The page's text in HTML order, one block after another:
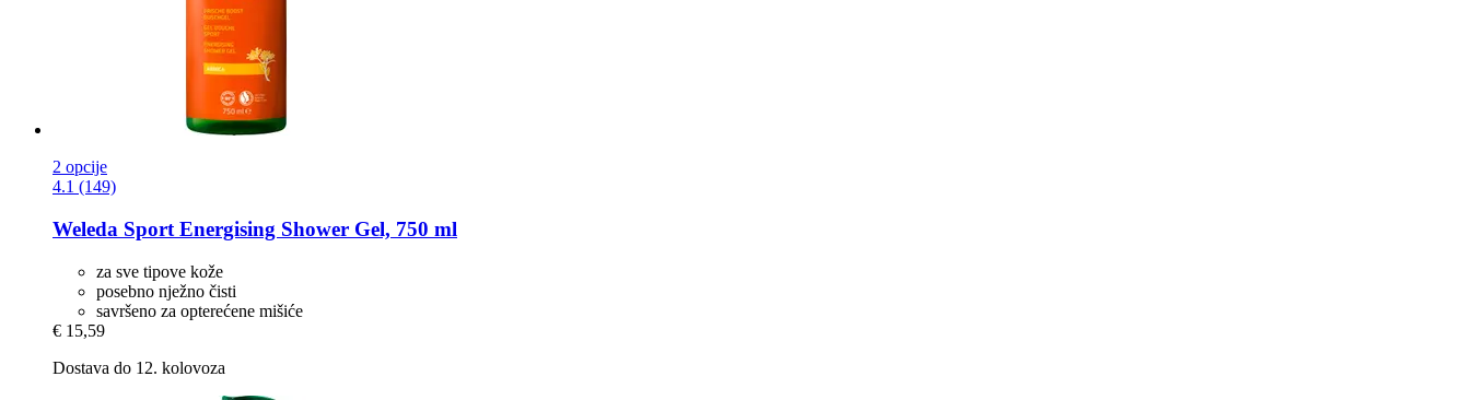
2 opcije
4.1 (149)
Weleda Sport Energising Shower Gel, 750 ml
za sve tipove kože
posebno nježno čisti
savršeno za opterećene mišiće
€ 15,59
Dostava do 12. kolovoza